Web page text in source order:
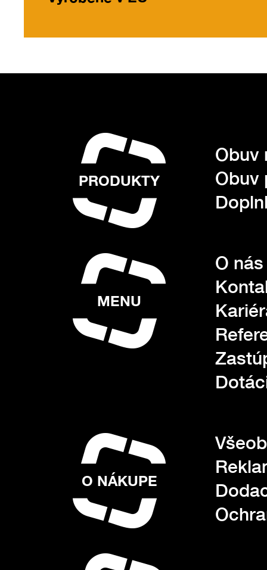
PRODUKTY
Obuv
Obuv
MENU
O nás
O NÁKUPE